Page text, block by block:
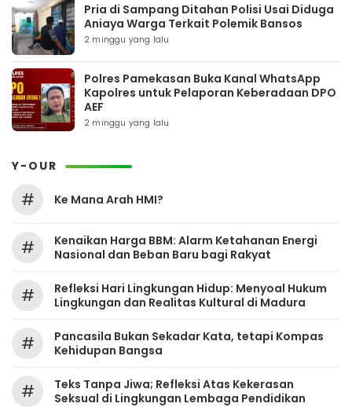
Pria di Sampang Ditahan Polisi Usai Diduga
Aniaya Warga Terkait Polemik Bansos
2 minggu yang lalu
Polres Pamekasan Buka Kanal WhatsApp
Kapolres untuk Pelaporan Keberadaan DPO
AEF
2 minggu yang lalu
Y-OUR
# Ke Mana Arah HMI?
#
Kenaikan Harga BBM: Alarm Ketahanan Energi
Nasional dan Beban Baru bagi Rakyat
#
Refleksi Hari Lingkungan Hidup: Menyoal Hukum
Lingkungan dan Realitas Kultural di Madura
#
Pancasila Bukan Sekadar Kata, tetapi Kompas
Kehidupan Bangsa
#
Teks Tanpa Jiwa; Refleksi Atas Kekerasan
Seksual di Lingkungan Lembaga Pendidikan